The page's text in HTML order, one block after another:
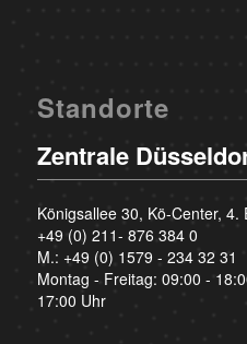
Standorte
Zentrale
Königsallee 30, Kö-Center,
+49 (0) 211- 876 384 0
M.: +49 (0) 1579 - 234 32 31
Montag - Freitag: 09:00 -
17:00 Uhr